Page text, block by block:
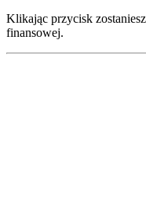
Klikając przycisk
finansowej.